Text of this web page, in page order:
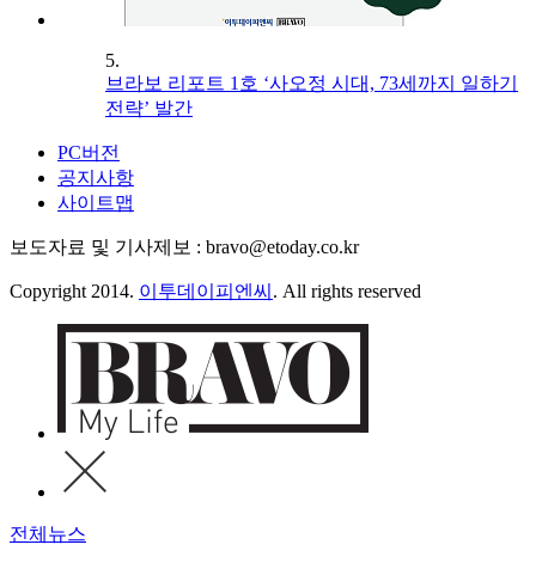
5.
브라보 리포트 1호 ‘사오정 시대, 73세까지 일하기
전략’ 발간
PC버전
공지사항
사이트맵
보도자료 및 기사제보 : bravo@etoday.co.kr
Copyright 2014. 이투데이피엔씨 . All rights reserved
전체뉴스